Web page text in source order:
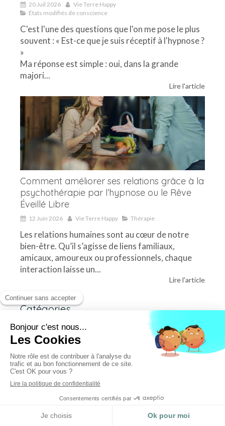
20 Juil 2026
Vie Terre Happy
États modifiés de conscience
C'est l'une des questions que l'on me pose le plus
souvent : « Est-ce que je suis réceptif à l'hypnose ?
»
Ma réponse est simple : oui, dans la grande
majori...
Lire l'article
Comment améliorer ses relations grâce à la
psychothérapie par l’hypnose ou le Rêve
Éveillé Libre
12 Juin 2026 Vie Terre Happy Thérapie
Les relations humaines sont au cœur de notre
bien-être. Qu’il s’agisse de liens familiaux,
amicaux, amoureux ou professionnels, chaque
interaction laisse un...
Lire l'article
Catégories
Astuces et Spiritualité
Thérapie (10)
États modifiés de conscience
(8)
Psychothérapie